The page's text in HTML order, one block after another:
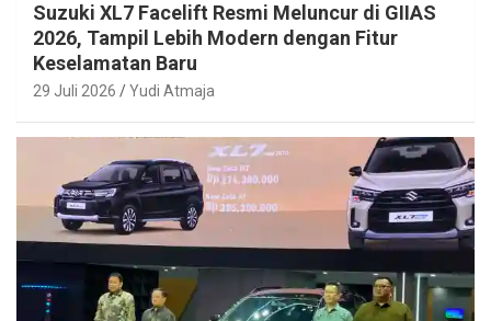
Suzuki XL7 Facelift Resmi Meluncur di GIIAS
2026, Tampil Lebih Modern dengan Fitur
Keselamatan Baru
29 Juli 2026 Yudi Atmaja